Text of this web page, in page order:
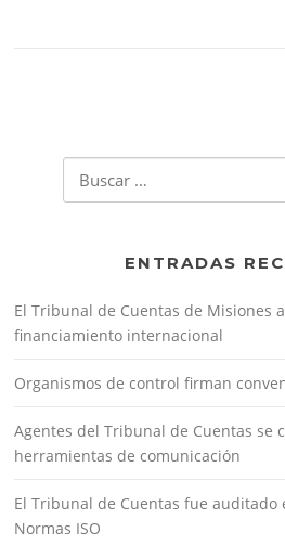
ENTRADAS
El Tribunal de Cuentas de Misiones
financiamiento internacional
Organismos de control firman
Agentes del Tribunal de Cuentas se
herramientas de comunicación
El Tribunal de Cuentas fue auditado
Normas ISO